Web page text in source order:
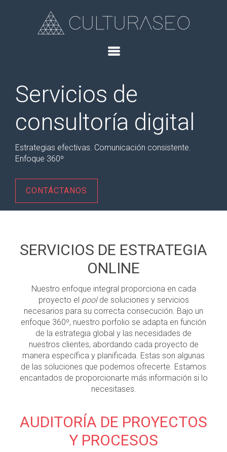
Servicios de
consultoría digital
Estrategias efectivas. Comunicación consistente.
Enfoque 360º
CONTÁCTANOS
SERVICIOS DE ESTRATEGIA
ONLINE
Nuestro enfoque integral proporciona en cada
proyecto el poolde soluciones y servicios
necesarios para su correcta consecución. Bajo un
enfoque 360º, nuestro porfolio se adapta en función
de la estrategia global y las necesidades de
nuestros clientes, abordando cada proyecto de
manera específica y planificada. Estas son algunas
de las soluciones que podemos ofrecerte. Estamos
encantados de proporcionarte más información si lo
necesitases.
AUDITORÍA DE PROYECTOS
Y PROCESOS